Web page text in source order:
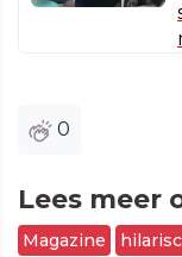
0
Lees meer
Magazine